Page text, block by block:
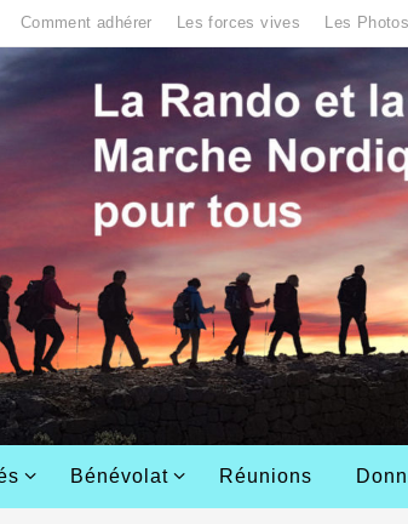
Comment adhérer Les forces vives Les Photos
Bénévolat Réunions